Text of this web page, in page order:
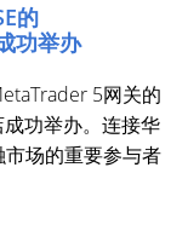
的
功举办
5网关的
功举办。连接华
场的重要参与者